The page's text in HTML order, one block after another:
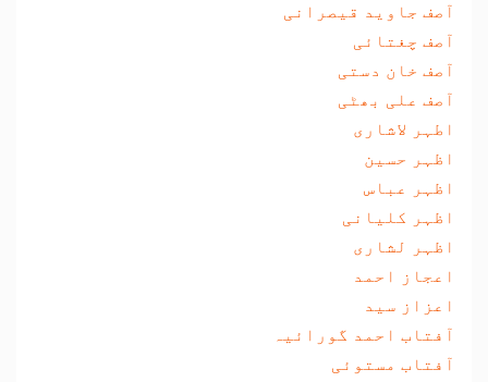
آصف جاوید قیصرانی
آصف چغتائی
آصف خان دستی
آصف علی بھٹی
اطہر لاشاری
اظہر حسین
اظہر عباس
اظہر کلیانی
اظہر لشاری
اعجاز احمد
اعزاز سید
آفتاب احمد گورائیہ
آفتاب مستوئی